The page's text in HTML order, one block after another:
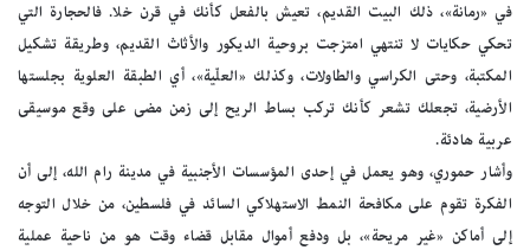
في «رمانة»، ذلك البيت القديم، تعيش بالفعل كأنك في قرن خلا. فالحجارة التي
تحكي حكايات لا تنتهي امتزجت بروحية الديكور والأثاث القديم، وطريقة تشكيل
المكتبة، وحتى الكراسي والطاولات، وكذلك «العلّية»، أي الطبقة العلوية بجلستها
الأرضية، تجعلك تشعر كأنك تركب بساط الريح إلى زمن مضى على وقع موسيقى
عربية هادئة.
وأشار حموري، وهو يعمل في إحدى المؤسسات الأجنبية في مدينة رام الله، إلى أن
الفكرة تقوم على مكافحة النمط الاستهلاكي السائد في فلسطين، من خلال التوجه
إلى أماكن «غير مريحة»، بل ودفع أموال مقابل قضاء وقت هو من ناحية عملية